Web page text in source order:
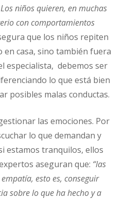
niños quieren, en muchas
con comportamientos
que los niños repiten
en casa, sino también fuera
especialista, debemos ser
lo que está bien
posibles malas conductas.
las emociones. Por
lo que demandan y
estamos tranquilos, ellos
aseguran que: “las
esto es, conseguir
sobre lo que ha hecho y a